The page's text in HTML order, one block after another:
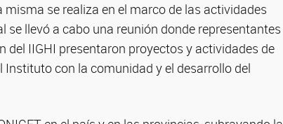
se realiza en el marco de las actividades
se llevó a cabo una reunión donde representantes
del IIGHI presentaron proyectos y actividades de
con la comunidad y el desarrollo del